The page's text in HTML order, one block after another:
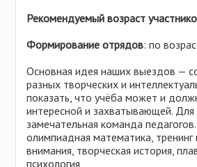
Рекомендуемый возраст
Формирование отрядов: по
Основная идея наших выездов —
разных творческих и
показать, что учёба может и
интересной и захватывающей. Для
замечательная команда
олимпиадная математика, тренинг
внимания, творческая история,
психология